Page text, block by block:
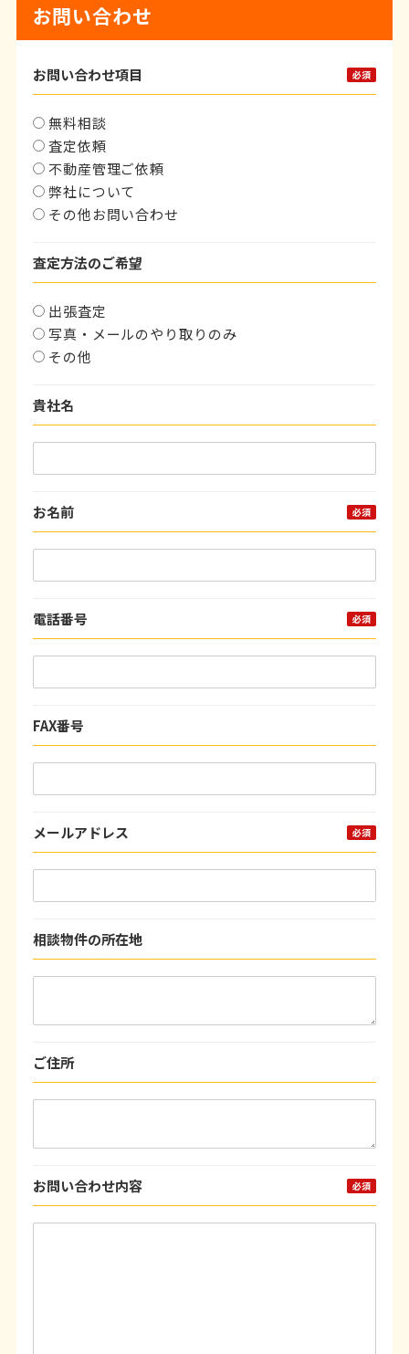
お問い合わせ
お問い合わせ項目
無料相談
査定依頼
不動産管理ご依頼
弊社について
その他お問い合わせ
査定方法のご希望
出張査定
写真・メールのやり取りのみ
その他
貴社名
お名前
電話番号
FAX番号
メールアドレス
相談物件の所在地
ご住所
お問い合わせ内容